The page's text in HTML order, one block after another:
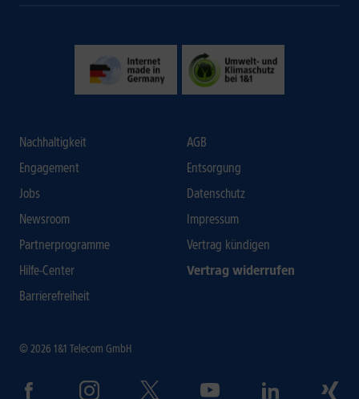
Nachhaltigkeit
Engagement
Jobs
Newsroom
Partnerprogramme
Hilfe-Center
Barrierefreiheit
AGB
Entsorgung
Datenschutz
Impressum
Vertrag kündigen
Vertrag widerrufen
© 2026 1&1 Telecom GmbH